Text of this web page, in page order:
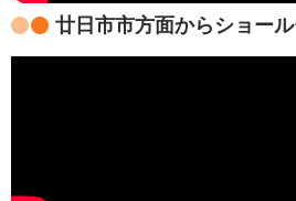
廿日市市方面からショー